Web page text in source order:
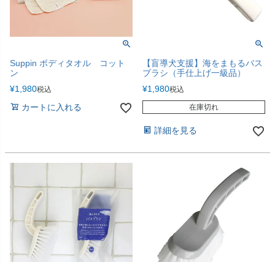
Suppin ボディタオル コット
ン
¥1,980税込
カートに入れる
【盲導犬支援】海をまもるバス
ブラシ（手仕上げ一級品）
¥1,980税込
在庫切れ
詳細を見る